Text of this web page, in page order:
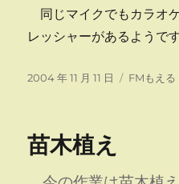
同じマイクでもカラオ
レッシャーがあるようです
投
2004 年 11 月 11 日
カ
FMもえる
苗木植え